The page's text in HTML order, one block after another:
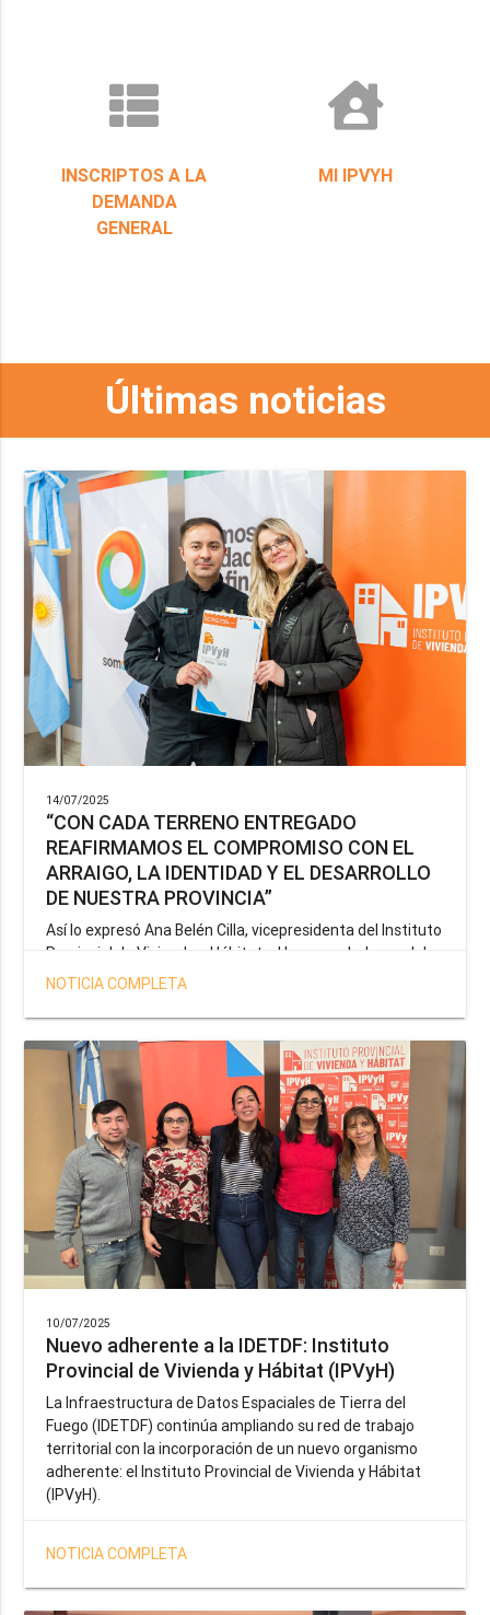
INSCRIPTOS A LA
DEMANDA
GENERAL
MI IPVYH
Últimas noticias
14/07/2025
“CON CADA TERRENO ENTREGADO
REAFIRMAMOS EL COMPROMISO CON EL
ARRAIGO, LA IDENTIDAD Y EL DESARROLLO
DE NUESTRA PROVINCIA”
Así lo expresó Ana Belén Cilla, vicepresidenta del Instituto
Provincial de Vivienda y Hábitat, al hacer un balance del
trabajo del organismo en el marco de la operatoria
salud y seguridad impulsada por el gobernador Gustavo
Melella.
NOTICIA COMPLETA
10/07/2025
Nuevo adherente a la IDETDF: Instituto
Provincial de Vivienda y Hábitat (IPVyH)
La Infraestructura de Datos Espaciales de Tierra del
Fuego (IDETDF) continúa ampliando su red de trabajo
territorial con la incorporación de un nuevo organismo
adherente: el Instituto Provincial de Vivienda y Hábitat
(IPVyH).
NOTICIA COMPLETA